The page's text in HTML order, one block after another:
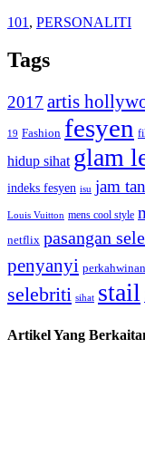
101 , PERSONALITI
Tags
2017 artis
19 Fashion fesyen
hidup sihat glam
indeks fesyen isu jam
Louis Vuitton mens cool style
netflix pasangan
penyanyi perkahwinan
selebriti sihat stail
Artikel Yang